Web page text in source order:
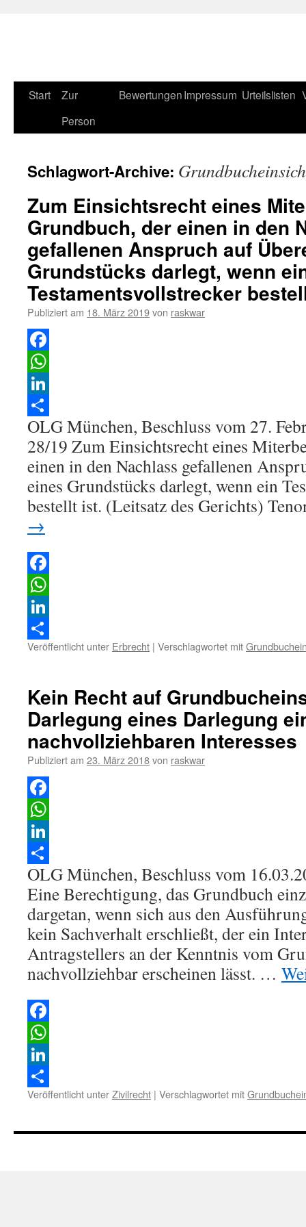
Zum
Start
Zur
Person
BewertungenImpressum Urteilslisten
Schlagwort-Archive:
Zum Einsichtsrecht eines
Grundbuch, der einen in den
gefallenen Anspruch auf
Grundstücks darlegt, wenn
Testamentsvollstrecker
Publiziert am 18. März 2019von raskwar
Facebook
WhatsApp
LinkedIn
Teilen
OLG München, Beschluss vom 27.
28/19 Zum Einsichtsrecht eines
einen in den Nachlass gefallenen
eines Grundstücks darlegt, wenn ein
bestellt ist. (Leitsatz des Gerichts)
→
Facebook
WhatsApp
LinkedIn
Teilen
Veröffentlicht unter Erbrecht | Verschlagwortet mit
Kein Recht auf
Darlegung eines Darlegung
nachvollziehbaren Interesses
Publiziert am 23. März 2018von raskwar
Facebook
WhatsApp
LinkedIn
Teilen
OLG München, Beschluss vom
Eine Berechtigung, das Grundbuch
dargetan, wenn sich aus den
kein Sachverhalt erschließt, der ein
Antragstellers an der Kenntnis vom
nachvollziehbar erscheinen lässt. …
Facebook
WhatsApp
LinkedIn
Teilen
Veröffentlicht unterZivilrecht | Verschlagwortet mit